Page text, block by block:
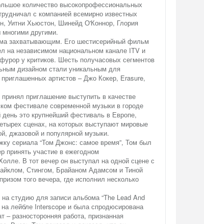
количество высокопрофессиональных
с компанией всемирно известных
Уитни Хьюстон, Шинейд О'Коннор, Глория
другими.
захватывающим. Его шестисерийный фильм
на независимом национальном канале ITV и
у критиков. Шесть получасовых сегментов
дизайном стали уникальным для
артистов – Джо Кокер, Erasure,
приглашение выступить в качестве
фестивале современной музыки в городе
это крупнейший фестиваль в Европе,
сценах, на которых выступают мировые
джазовой и популярной музыки.
сериала “Том Джонс: самое время”, Том был
принять участие в ежегодном
В тот вечер он выступал на одной сцене с
Стингом, Брайаном Адамсом и Тиной
того вечера, где исполнил несколько
студию для записи альбома “The Lead And
лейбле Interscope и была спродюсирована
– разносторонняя работа, признанная